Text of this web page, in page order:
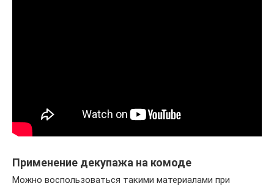
Применение декупажа на комоде
Можно воспользоваться такими материалами при